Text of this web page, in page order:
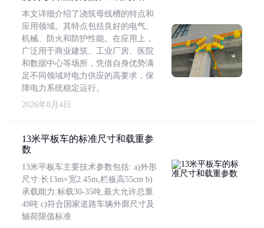
本文详细介绍了浇筑母线槽的特点和
应用领域。其特点包括良好的电气、
机械、防火和防护性能。在应用上，
广泛用于商业建筑、工业厂房、医院
和数据中心等场所，凭借自身优势满
足不同领域对电力供应的高要求，保
障电力系统稳定运行。
2026年8月4日
13米平板车的标准尺寸和载重参
数
13米平板车主要技术参数包括: a)外形
尺寸:长13m×宽2.45m,栏板高55cm b)
承载能力:标载30-35吨,最大允许总重
49吨 c)符合国家道路车辆外廓尺寸及
轴荷限值标准